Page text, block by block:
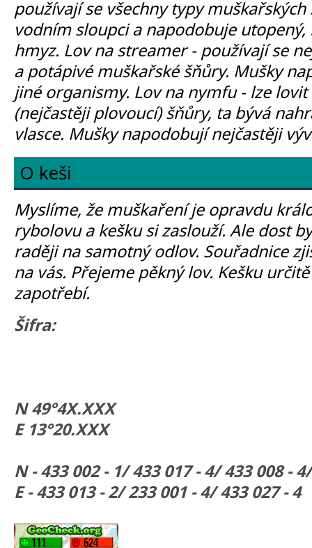
používají se všechny typy muškařských
vodním sloupci a napodobuje
hmyz. Lov na streamer - používají se
a potápivé muškařské šňůry. Mušky
jiné organismy. Lov na nymfu - lze
(nejčastěji plovoucí) šňůry, ta bývá
vlasce. Mušky napodobují nejčastěji
O keši
Myslíme, že muškaření je opravdu
rybolovu a kešku si zaslouží. Ale dost
raději na samotný odlov. Souřadnice
na vás. Přejeme pěkný lov. Kešku
zapotřebí.
Šifra:
N 49°4X.XXX
E 13°20.XXX
N - 433 002 - 1/ 433 017 - 4/ 433 008 -
E - 433 013 - 2/ 233 001 - 4/ 433 027 - 4